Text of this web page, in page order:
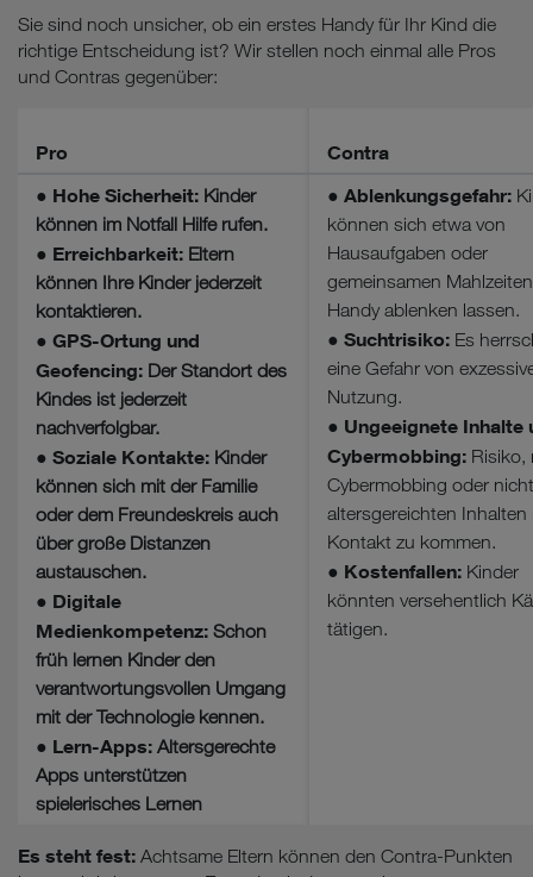
Sie sind noch unsicher, ob ein erstes Handy für Ihr Kind die
richtige Entscheidung ist? Wir stellen noch einmal alle Pros
und Contras gegenüber:
Pro Contra
● Hohe Sicherheit: Kinder
können im Notfall Hilfe rufen.
● Erreichbarkeit: Eltern
können Ihre Kinder jederzeit
kontaktieren.
● GPS-Ortung und
Geofencing: Der Standort des
Kindes ist jederzeit
nachverfolgbar.
● Soziale Kontakte: Kinder
können sich mit der Familie
oder dem Freundeskreis auch
über große Distanzen
austauschen.
● Digitale
Medienkompetenz: Schon
früh lernen Kinder den
verantwortungsvollen Umgang
mit der Technologie kennen.
● Lern-Apps: Altersgerechte
Apps unterstützen
spielerisches Lernen
● Ablenkungsgefahr:
können sich etwa von
Hausaufgaben oder
gemeinsamen
Handy ablenken lassen.
● Suchtrisiko: Es
eine Gefahr von
Nutzung.
● Ungeeignete Inhalte
Cybermobbing: Risiko,
Cybermobbing oder nicht
altersgereichten Inhalten
Kontakt zu kommen.
● Kostenfallen: Kinder
könnten versehentlich
tätigen.
Es steht fest: Achtsame Eltern können den Contra-Punkten